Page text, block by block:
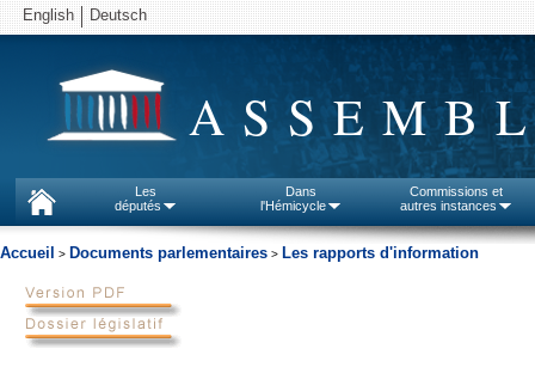
English Deutsch
Les
députés
Dans
l'Hémicycle
Commissions et
autres instances
Accueil > Documents parlementaires > Les rapports d'information